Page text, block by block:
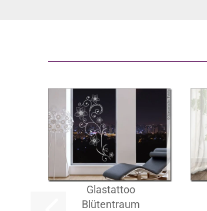
Glastattoo
Blütentraum